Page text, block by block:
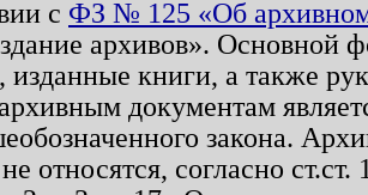
с ФЗ № 125 «Об
архивов». Основной
изданные книги, а также
документам
закона.
относятся, согласно